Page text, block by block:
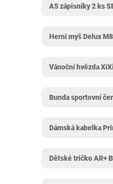
A5 zápisníky 2 ks
Herní myš Delux
Vánoční hvězda
Bunda sportovní
Dámská kabelka
Dětské tričko AR+